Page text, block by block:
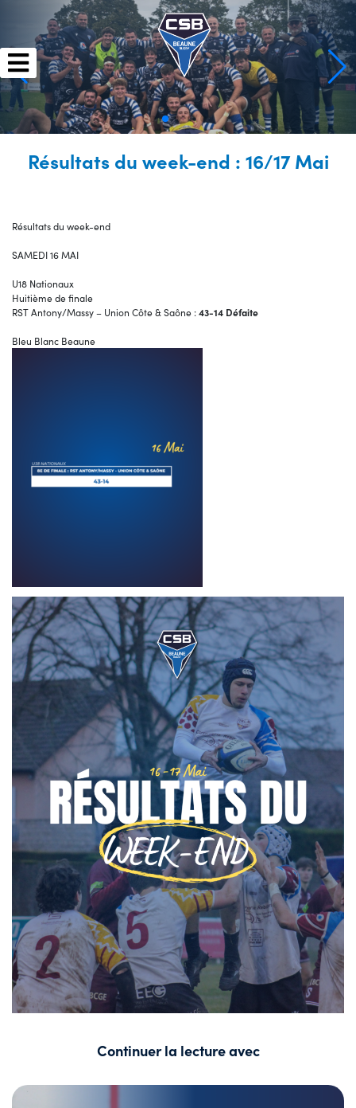
Résultats du week-end : 16/17 Mai
Résultats du week-end
SAMEDI 16 MAI
U18 Nationaux
Huitième de finale
RST Antony/Massy – Union Côte & Saône :43-14 Défaite
Bleu Blanc Beaune
Continuer la lecture avec